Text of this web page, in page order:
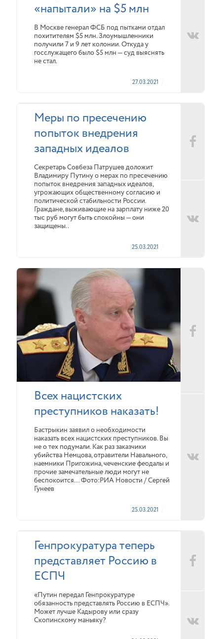
«напытали» на $5 млн
В Москве генерал ФСБ под пытками отдал
похитителям $5 млн. Злоумышленники
получили 7 и 9 лет колонии. Откуда у
госслужащего было $5 млн — суд выяснять
не стал.
27.03.2021
Меры по пресечению
попыток внедрения
западных идеалов
Секретарь Совбеза Патрушев доложит
Владимиру Путину о мерах по пресечению
попыток внедрения западных идеалов,
угрожающих общественному согласию и
политической стабильности России.
Граждане, выживающие на зарплату ниже 20
тыс руб могут быть спокойны — они
защищены..
25.03.2021
Всех нацистских
преступников наказать!
Бастрыкин заявил о необходимости
наказать всех нацистских преступников. Вы
не о тех подумали. Как раз заказчики
убийства Немцова, отравители Навального,
наемники Пригожина, чеченские феодалы и
прочие замечательные люди могут не
беспокоится… Фото:РИА Новости / Сергей
Гунеев
25.03.2021
Генпрокуратура теперь
представляет Россию в
ЕСПЧ
«Путин передал Генпрокуратуре
обязанность представлять Россию в ЕСПЧ».
Может лучше Кадырову или сразу
Скопинскому маньяку?